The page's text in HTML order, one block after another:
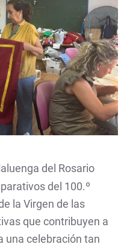
del Rosario
del 100.º
la Virgen de las
que contribuyen a
una celebración tan